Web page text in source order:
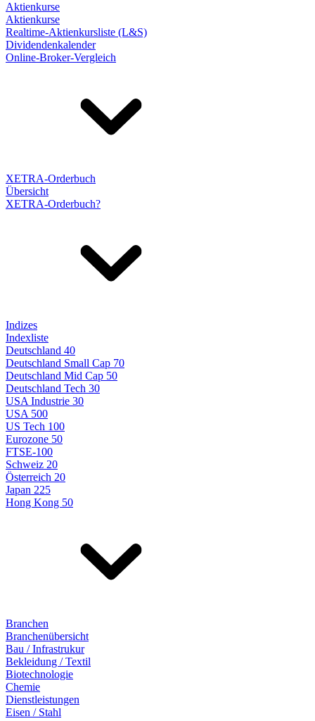
Aktienkurse
Aktienkurse
Realtime-Aktienkursliste (L&S)
Dividendenkalender
Online-Broker-Vergleich
XETRA-Orderbuch
Übersicht
XETRA-Orderbuch?
Indizes
Indexliste
Deutschland 40
Deutschland Small Cap 70
Deutschland Mid Cap 50
Deutschland Tech 30
USA Industrie 30
USA 500
US Tech 100
Eurozone 50
FTSE-100
Schweiz 20
Österreich 20
Japan 225
Hong Kong 50
Branchen
Branchenübersicht
Bau / Infrastrukur
Bekleidung / Textil
Biotechnologie
Chemie
Dienstleistungen
Eisen / Stahl